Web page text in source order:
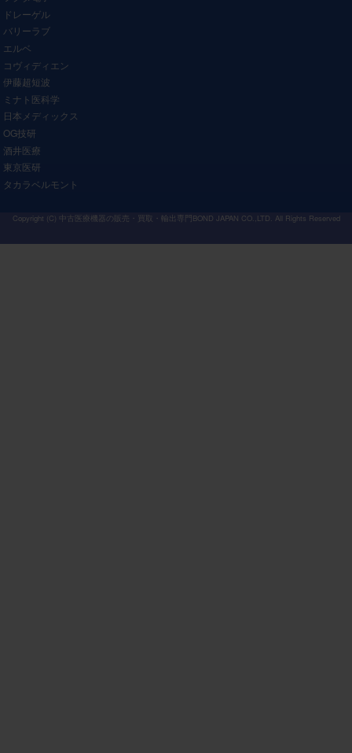
ドレーゲル
バリーラブ
エルベ
コヴィディエン
伊藤超短波
ミナト医科学
日本メディックス
OG技研
酒井医療
東京医研
タカラベルモント
Copyright (C) 中古医療機器の販売・買取・輸出専門BOND JAPAN CO.,LTD. All Rights Reserved